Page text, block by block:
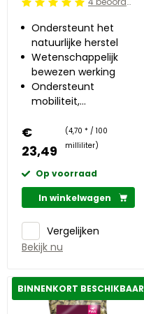
Beoordeling: 5/5
Ondersteunt het
natuurlijke herstel
Wetenschappelijk
bewezen werking
Ondersteunt
mobiliteit,
vacht
€
23,49
(4,70 * / 100
milliliter)
Op voorraad
In winkelwagen
Vergelijken
Bekijk nu
BINNENKORT BESCHIKBAAR